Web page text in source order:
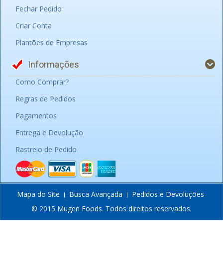
Fechar Pedido
Criar Conta
Plantões de Empresas
Informações
Como Comprar?
Regras de Pedidos
Pagamentos
Entrega e Devolução
Rastreio de Pedido
Mapa do Site Busca Avançada
Pedidos e Devoluções
© 2015 Mugen Foods. Todos direitos reservados.